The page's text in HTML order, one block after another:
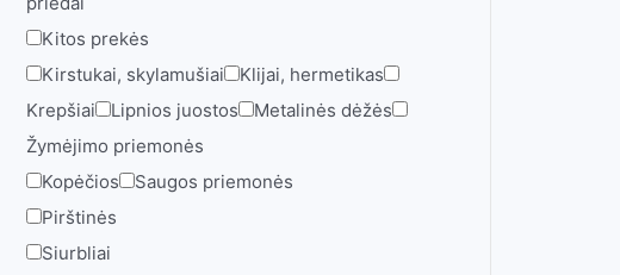
Kitos prekės
Kirstukai, skylamušiai
Klijai, hermetikas
Krepšiai
Lipnios juostos
Metalinės dėžės
Žymėjimo priemonės
Kopėčios
Saugos priemonės
Pirštinės
Siurbliai